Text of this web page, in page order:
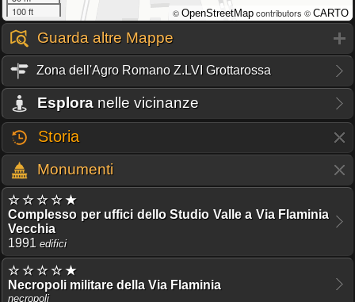
100 ft
© OpenStreetMap contributors © CARTO
Guarda altre Mappe
Zona dell'Agro Romano Z.LVI Grottarossa
Esplora nelle vicinanze
Storia
Monumenti
☆ ☆ ☆ ☆ ★
Complesso per uffici dello Studio Valle a Via Flaminia
Vecchia
1991 edifici
☆ ☆ ☆ ☆ ★
Necropoli militare della Via Flaminia
necropoli